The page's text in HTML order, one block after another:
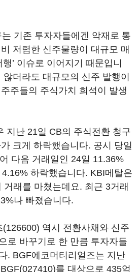
기존 투자자들에겐 악재로 통
저렴한 신주물량이 대규모 매
’ 이슈로 이어지기 때문입니
더라도 대규모의 신주 발행이
주들의 주식가치 희석이 발생
지난 21일 CB의 주식전환 청구
크게 하락했습니다. 공시 당일
다음 거래일인 24일 11.36%
하락했습니다. KBI메탈은
래를 마쳤는데요. 최근 3거래
나 빠졌습니다.
(126600) 역시 전환사채와 신주
로 바꾸기로 한 만큼 투자자들
. BGF에코머티리얼즈는 지난
BGF(027410)를 대상으로 435억